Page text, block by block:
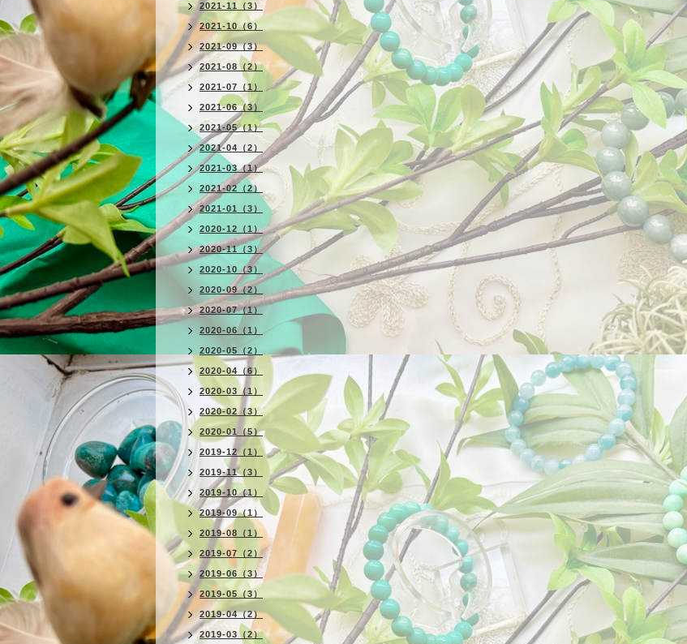
2021-11（3）
2021-10（6）
2021-09（3）
2021-08（2）
2021-07（1）
2021-06（3）
2021-05（1）
2021-04（2）
2021-03（1）
2021-02（2）
2021-01（3）
2020-12（1）
2020-11（3）
2020-10（3）
2020-09（2）
2020-07（1）
2020-06（1）
2020-05（2）
2020-04（6）
2020-03（1）
2020-02（3）
2020-01（5）
2019-12（1）
2019-11（3）
2019-10（1）
2019-09（1）
2019-08（1）
2019-07（2）
2019-06（3）
2019-05（3）
2019-04（2）
2019-03（2）